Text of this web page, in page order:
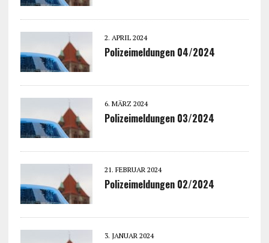
2. APRIL 2024
Polizeimeldungen 04/2024
6. MÄRZ 2024
Polizeimeldungen 03/2024
21. FEBRUAR 2024
Polizeimeldungen 02/2024
3. JANUAR 2024